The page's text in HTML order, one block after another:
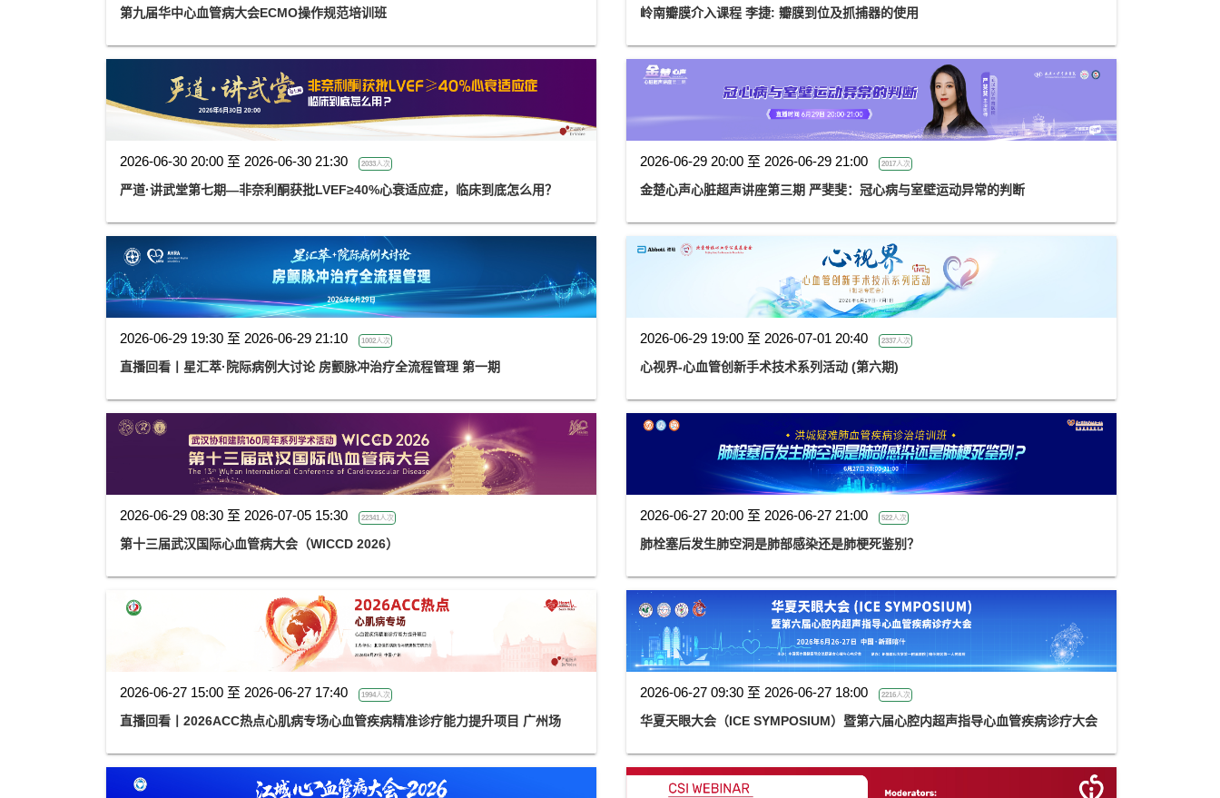
第九届华中心血管病大会ECMO操作规范培训班 岭南瓣膜介入课程 李捷: 瓣膜到位及抓捕器的使用
2026-06-30 20:00 至 2026-06-30 21:30 2033人次
严道·讲武堂第七期—非奈利酮获批LVEF≥40%心衰适应症，临床到底怎么用？
2026-06-29 20:00 至 2026-06-29 21:00 2017人次
金楚心声心脏超声讲座第三期 严斐斐：冠心病与室壁运动异常的判断
2026-06-29 19:30 至 2026-06-29 21:10 1002人次
直播回看丨星汇萃·院际病例大讨论 房颤脉冲治疗全流程管理 第一期
2026-06-29 19:00 至 2026-07-01 20:40 2337人次
心视界-心血管创新手术技术系列活动 (第六期)
2026-06-29 08:30 至 2026-07-05 15:30 22341人次
第十三届武汉国际心血管病大会（WICCD 2026）
2026-06-27 20:00 至 2026-06-27 21:00 522人次
肺栓塞后发生肺空洞是肺部感染还是肺梗死鉴别？
2026-06-27 15:00 至 2026-06-27 17:40 1994人次
直播回看丨2026ACC热点心肌病专场心血管疾病精准诊疗能力提升项目 广州场
2026-06-27 09:30 至 2026-06-27 18:00 2216人次
华夏天眼大会（ICE SYMPOSIUM）暨第六届心腔内超声指导心血管疾病诊疗大会